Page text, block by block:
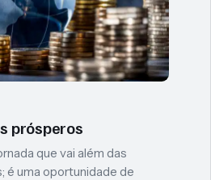
prósperos
que vai além das
é uma oportunidade de